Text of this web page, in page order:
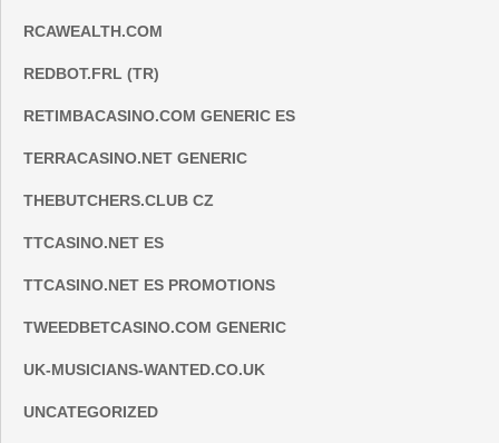
RCAWEALTH.COM
REDBOT.FRL (TR)
RETIMBACASINO.COM GENERIC ES
TERRACASINO.NET GENERIC
THEBUTCHERS.CLUB CZ
TTCASINO.NET ES
TTCASINO.NET ES PROMOTIONS
TWEEDBETCASINO.COM GENERIC
UK-MUSICIANS-WANTED.CO.UK
UNCATEGORIZED